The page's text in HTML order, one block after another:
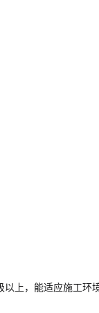
上，能适应施工环